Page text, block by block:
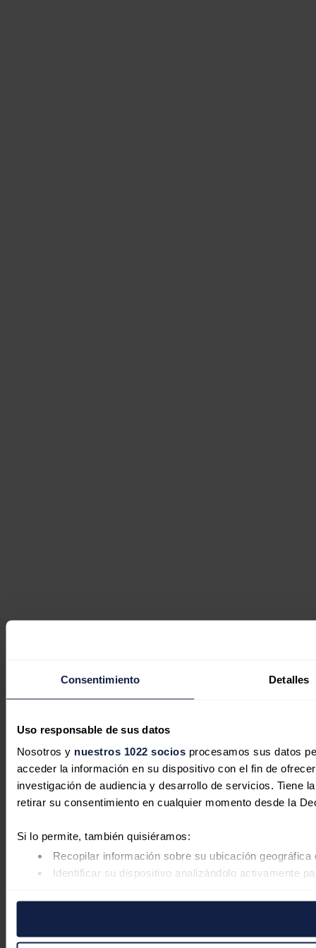
Consentimiento Detalles
Uso responsable de sus datos
Nosotros y nuestros 1022 sociosprocesamos sus datos
acceder la información en su dispositivo con el fin de
investigación de audiencia y desarrollo de servicios. Tiene
retirar su consentimiento en cualquier momento desde la
Si lo permite, también quisiéramos:
Recopilar información sobre su ubicación
Identificar su dispositivo analizándolo activamente
Las cookies de este sitio web se usan para personalizar el